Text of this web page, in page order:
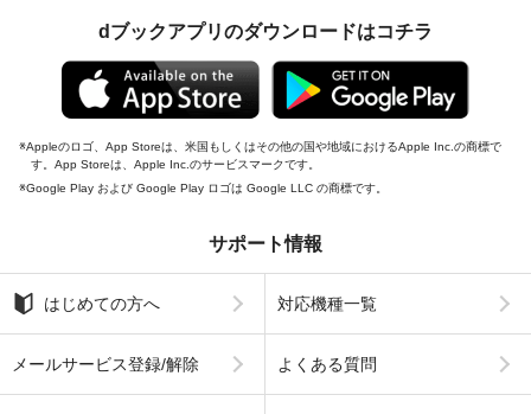
dブックアプリのダウンロードはコチラ
Appleのロゴ、App Storeは、米国もしくはその他の国や地域におけるApple Inc.の商標で
す。App Storeは、Apple Inc.のサービスマークです。
Google Play および Google Play ロゴは Google LLC の商標です。
サポート情報
はじめての方へ 対応機種一覧
メールサービス登録/解除 よくある質問